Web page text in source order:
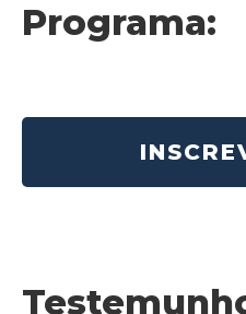
Programa: